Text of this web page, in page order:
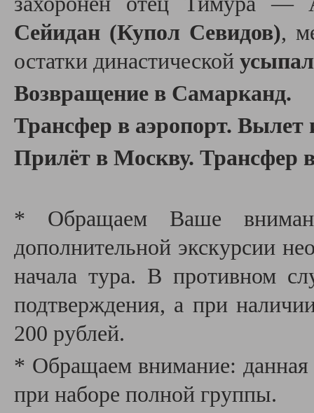
Сейидан (Купол Севидов),
остатки династической
Возвращение в Самарканд.
Трансфер в аэропорт. Вылет
Прилёт в Москву. Трансфер
* Обращаем Ваше
дополнительной экскурсии
начала тура. В противном
подтверждения, а при
200 рублей.
* Обращаем внимание: данная
при наборе полной группы.